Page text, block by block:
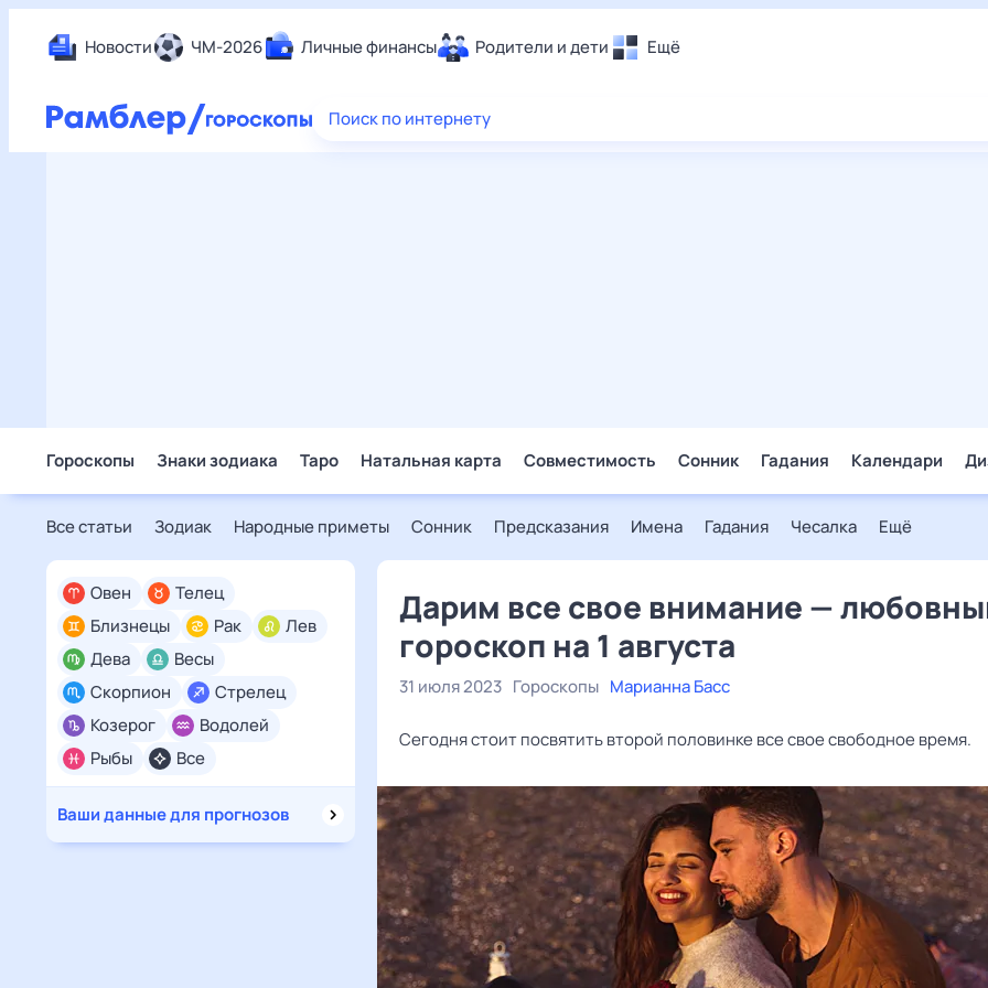
Новости ЧМ-2026 Личные финансы Родители и дети Ещё
Еда
Поиск по интернету
Гороскопы Знаки зодиака Таро Натальная карта Совместимость Сонник Гадания Календари
Все статьи Зодиак Народные приметы Сонник Предсказания Имена Гадания Чесалка Ещё
Все
Овен
Телец
Близнецы
Рак
Лев
Дева
Весы
Скорпион
Стрелец
Козерог
Водолей
Рыбы
Ваши данные для прогнозов
Дарим все свое внимание —
гороскоп на 1 августа
31 июля 2023 Гороскопы Марианна Басс
Сегодня стоит посвятить второй половинке все свое свободное время.